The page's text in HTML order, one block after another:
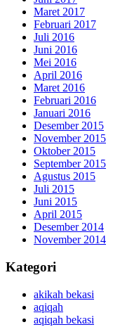
Maret 2017
Februari 2017
Juli 2016
Juni 2016
Mei 2016
April 2016
Maret 2016
Februari 2016
Januari 2016
Desember 2015
November 2015
Oktober 2015
September 2015
Agustus 2015
Juli 2015
Juni 2015
April 2015
Desember 2014
November 2014
Kategori
akikah bekasi
aqiqah
aqiqah bekasi